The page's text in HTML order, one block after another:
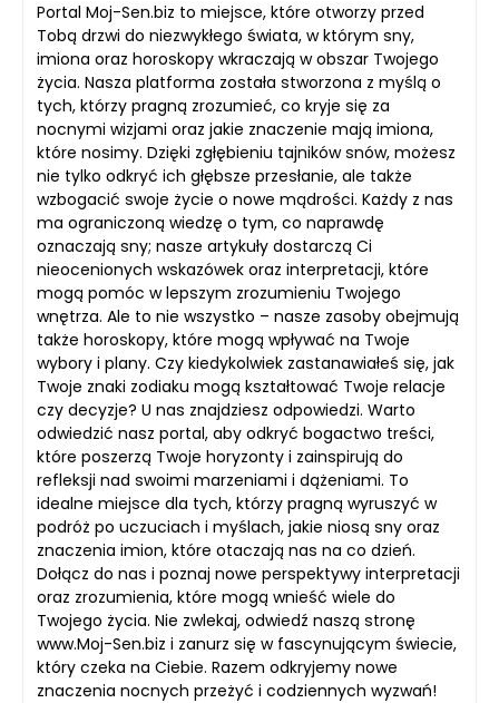
Portal Moj-Sen.biz to miejsce, które otworzy przed
Tobą drzwi do niezwykłego świata, w którym sny,
imiona oraz horoskopy wkraczają w obszar Twojego
życia. Nasza platforma została stworzona z myślą o
tych, którzy pragną zrozumieć, co kryje się za
nocnymi wizjami oraz jakie znaczenie mają imiona,
które nosimy. Dzięki zgłębieniu tajników snów, możesz
nie tylko odkryć ich głębsze przesłanie, ale także
wzbogacić swoje życie o nowe mądrości. Każdy z nas
ma ograniczoną wiedzę o tym, co naprawdę
oznaczają sny; nasze artykuły dostarczą Ci
nieocenionych wskazówek oraz interpretacji, które
mogą pomóc w lepszym zrozumieniu Twojego
wnętrza. Ale to nie wszystko – nasze zasoby obejmują
także horoskopy, które mogą wpływać na Twoje
wybory i plany. Czy kiedykolwiek zastanawiałeś się, jak
Twoje znaki zodiaku mogą kształtować Twoje relacje
czy decyzje? U nas znajdziesz odpowiedzi. Warto
odwiedzić nasz portal, aby odkryć bogactwo treści,
które poszerzą Twoje horyzonty i zainspirują do
refleksji nad swoimi marzeniami i dążeniami. To
idealne miejsce dla tych, którzy pragną wyruszyć w
podróż po uczuciach i myślach, jakie niosą sny oraz
znaczenia imion, które otaczają nas na co dzień.
Dołącz do nas i poznaj nowe perspektywy interpretacji
oraz zrozumienia, które mogą wnieść wiele do
Twojego życia. Nie zwlekaj, odwiedź naszą stronę
www.Moj-Sen.biz i zanurz się w fascynującym świecie,
który czeka na Ciebie. Razem odkryjemy nowe
znaczenia nocnych przeżyć i codziennych wyzwań!